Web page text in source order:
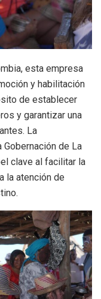
esta empresa
y habilitación
de establecer
y garantizar una
La
de La
clave al facilitar la
la atención de